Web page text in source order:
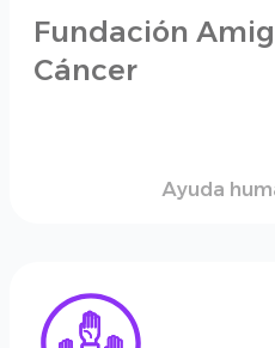
Fundación
Cáncer
Ayuda